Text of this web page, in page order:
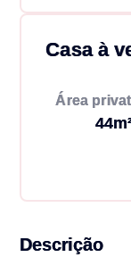
Casa à
Área
Descrição